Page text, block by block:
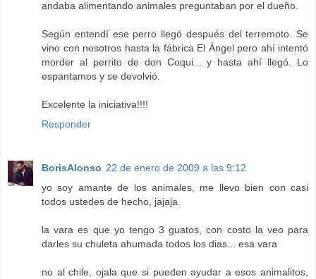
andaba alimentando animales preguntaban por el dueño.
Según entendí ese perro llegó después del terremoto. Se
vino con nosotros hasta la fábrica El Ángel pero ahí intentó
morder al perrito de don Coqui... y hasta ahí llegó. Lo
espantamos y se devolvió.
Excelente la iniciativa!!!!
Responder
BorisAlonso 22 de enero de 2009 a las 9:12
yo soy amante de los animales, me llevo bien con casi
todos ustedes de hecho, jajaja
la vara es que yo tengo 3 guatos, con costo la veo para
darles su chuleta ahumada todos los dias... esa vara
no al chile, ojala que si pueden ayudar a esos animalitos,